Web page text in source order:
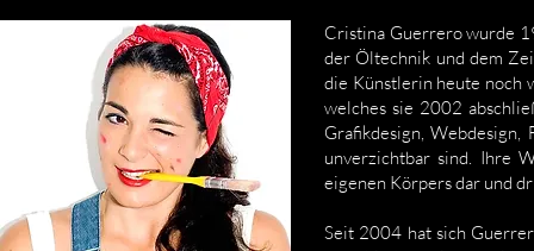
​Cristina Guerrero wurde
der Öltechnik und dem
die Künstlerin heute noch
welches sie 2002
Grafikdesign,
unverzichtbar sind. Ihre
eigenen Körpers dar und
Seit 2004 hat sich